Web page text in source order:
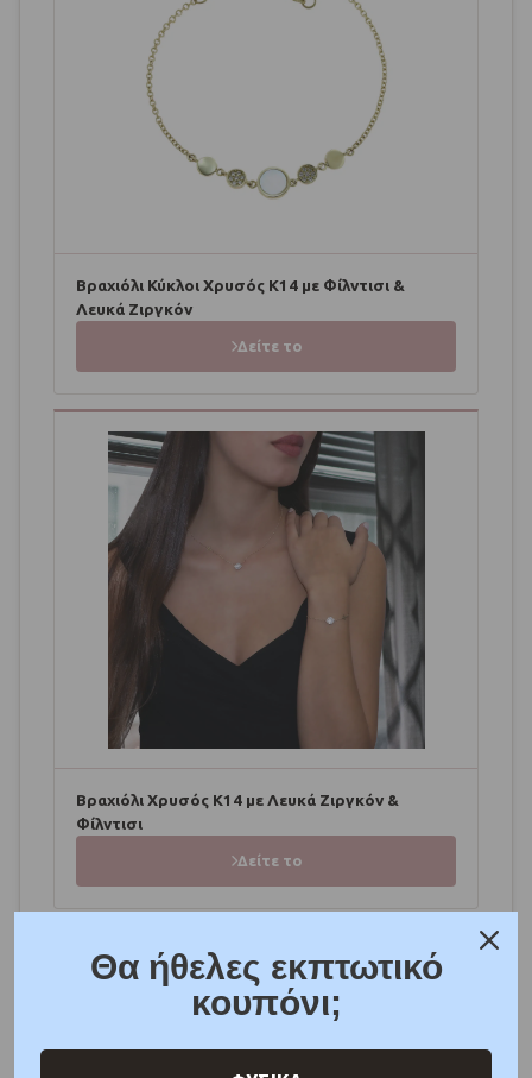
Βραχιόλι Κύκλοι Χρυσός Κ14 με Φίλντισι &
Λευκά Ζιργκόν
Δείτε το
Βραχιόλι Χρυσός Κ14 με Λευκά Ζιργκόν &
Φίλντισι
Δείτε το
Θα ήθελες εκπτωτικό
κουπόνι;